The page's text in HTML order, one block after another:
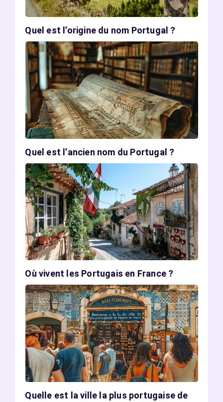
Quel est l’origine du nom Portugal ?
Quel est l’ancien nom du Portugal ?
Où vivent les Portugais en France ?
Quelle est la ville la plus portugaise de